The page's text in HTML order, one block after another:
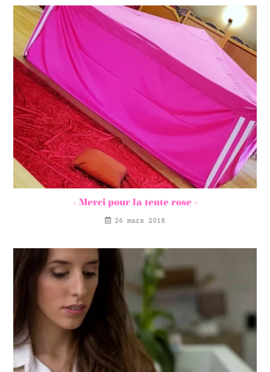
« Merci pour la tente rose »
26 mars 2018